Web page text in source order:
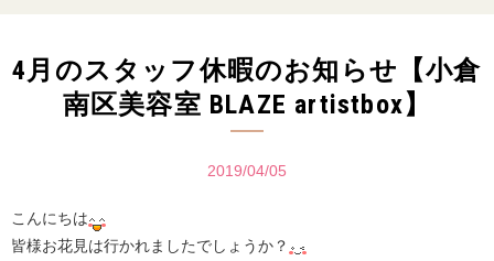
4月のスタッフ休暇のお知らせ【小倉
南区美容室 BLAZE artistbox】
2019/04/05
こんにちは
皆様お花見は行かれましたでしょうか？